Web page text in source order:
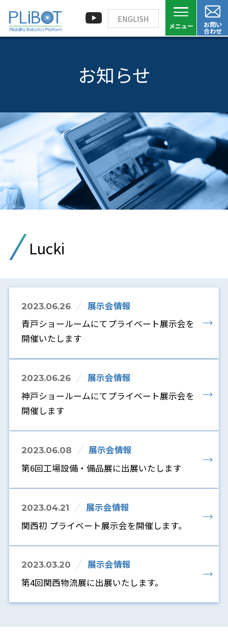
お問い
合わせ
ENGLISH
お知らせ
Lucki
2023.06.26
展示会情報
青戸ショールームにてプライベート展示会を
開催いたします
2023.06.26
展示会情報
神戸ショールームにてプライベート展示会を
開催します
2023.06.08
展示会情報
第6回工場設備・備品展に出展いたします
2023.04.21
展示会情報
関西初 プライベート展示会を開催します。
2023.03.20
展示会情報
第4回関西物流展に出展いたします。